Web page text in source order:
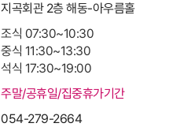
지곡회관 2층 해동-아우름홀
조식 07:30~10:30
중식 11:30~13:30
석식 17:30~19:00
주말/공휴일/집중휴가기간
054-279-2664